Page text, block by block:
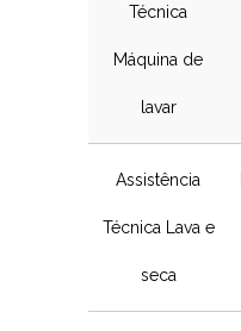
Técnica
Máquina de
lavar
Assistência
Técnica Lava e
seca